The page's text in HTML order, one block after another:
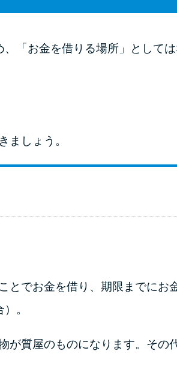
「お金を借りる場所」として
ましょう。
でお金を借り、期限までにお
。
質屋のものになります。その